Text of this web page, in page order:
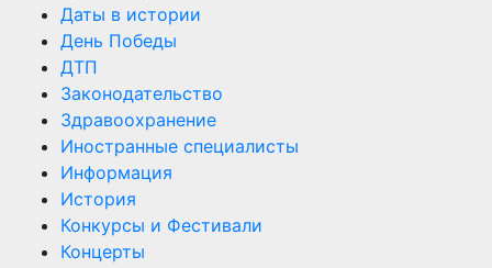
Даты в истории
День Победы
ДТП
Законодательство
Здравоохранение
Иностранные специалисты
Информация
История
Конкурсы и Фестивали
Концерты